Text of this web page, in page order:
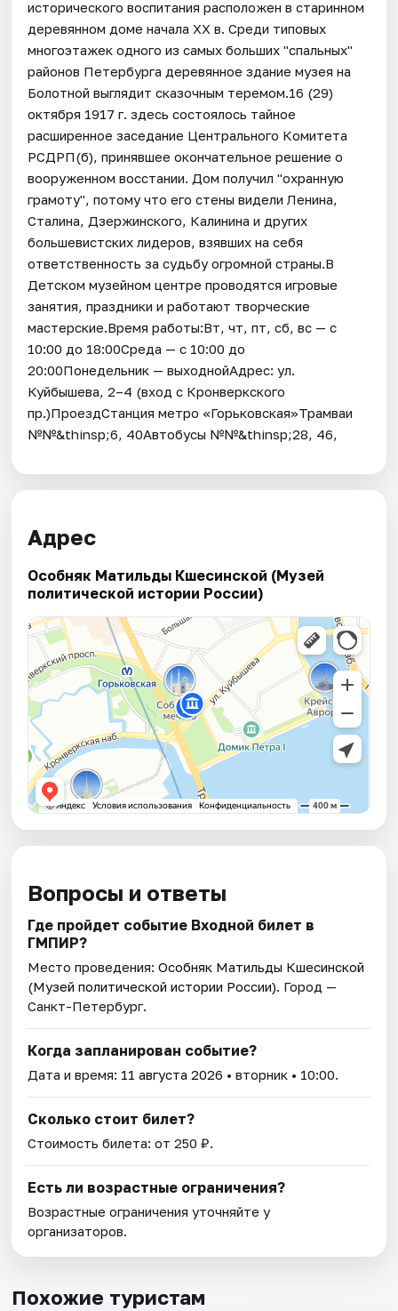
исторического воспитания расположен в старинном
деревянном доме начала XX в. Среди типовых
многоэтажек одного из самых больших "спальных"
районов Петербурга деревянное здание музея на
Болотной выглядит сказочным теремом.16 (29)
октября 1917 г. здесь состоялось тайное
расширенное заседание Центрального Комитета
РСДРП(б), принявшее окончательное решение о
вооруженном восстании. Дом получил "охранную
грамоту", потому что его стены видели Ленина,
Сталина, Дзержинского, Калинина и других
большевистских лидеров, взявших на себя
ответственность за судьбу огромной страны.В
Детском музейном центре проводятся игровые
занятия, праздники и работают творческие
мастерские.Время работы:Вт, чт, пт, сб, вс — с
10:00 до 18:00Среда — с 10:00 до
20:00Понедельник — выходнойАдрес: ул.
Куйбышева, 2–4 (вход с Кронверкского
пр.)ПроездСтанция метро «Горьковская»Трамваи
№№&thinsp;6, 40Автобусы №№&thinsp;28, 46,
Адрес
Особняк Матильды Кшесинской (Музей
политической истории России)
Вопросы и ответы
Где пройдет событие Входной билет в
ГМПИР?
Место проведения:Особняк Матильды Кшесинской
(Музей политической истории России). Город —
Санкт-Петербург.
Когда запланирован событие?
Дата и время: 11 августа 2026 • вторник • 10:00.
Сколько стоит билет?
Стоимость билета: от 250 ₽.
Есть ли возрастные ограничения?
Возрастные ограничения уточняйте у
организаторов.
Похожие туристам